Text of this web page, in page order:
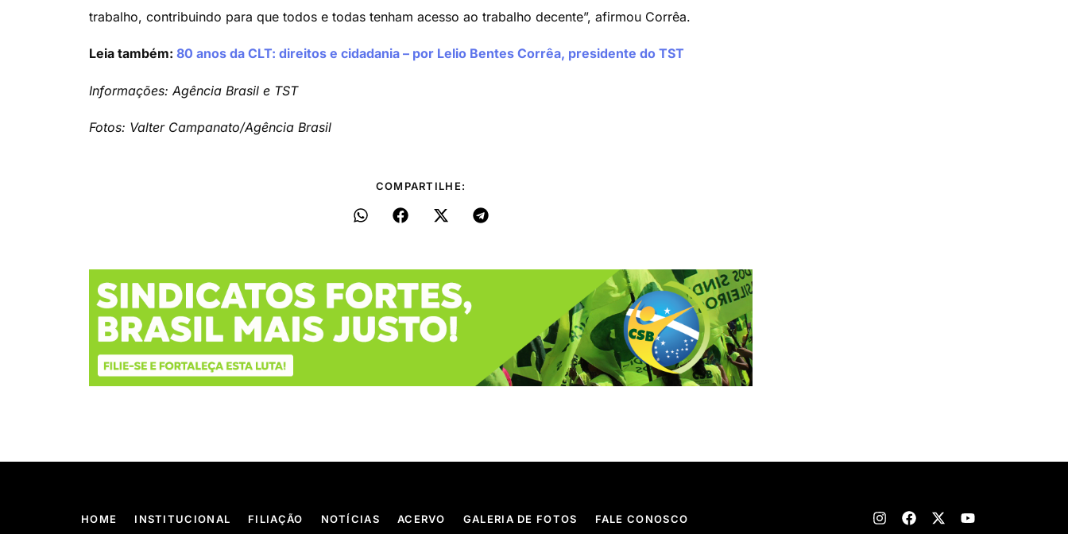
trabalho, contribuindo para que todos e todas tenham acesso ao trabalho decente”, afirmou Corrêa.
Leia também: 80 anos da CLT: direitos e cidadania – por Lelio Bentes Corrêa, presidente do TST
Informações: Agência Brasil e TST
Fotos: Valter Campanato/Agência Brasil
COMPARTILHE:
HOME INSTITUCIONAL FILIAÇÃO NOTÍCIAS ACERVO GALERIA DE FOTOS FALE CONOSCO